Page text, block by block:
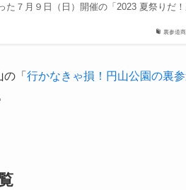
裏参道
た７月９日（日）開催の「2023 夏祭りだ
「 行かなきゃ損！円山公園の裏